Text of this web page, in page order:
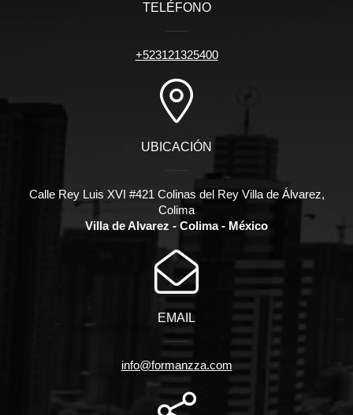
TELÉFONO
+523121325400
UBICACIÓN
Calle Rey Luis XVI #421 Colinas del Rey Villa de Álvarez,
Colima
Villa de Alvarez - Colima - México
EMAIL
info@formanzza.com